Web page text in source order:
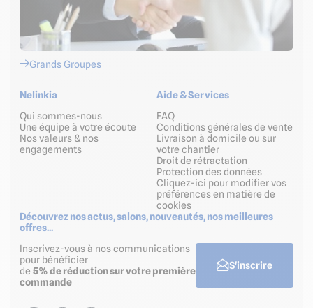
Grands Groupes
Nelinkia
Qui sommes-nous
Une équipe à votre écoute
Nos valeurs & nos
engagements
Aide & Services
FAQ
Conditions générales de vente
Livraison à domicile ou sur
votre chantier
Droit de rétractation
Protection des données
Cliquez-ici pour modifier vos
préférences en matière de
cookies
Découvrez nos actus, salons, nouveautés, nos meilleures
offres...
Inscrivez-vous à nos communications
pour bénéficier
de 5% de réduction sur votre première
commande
S'inscrire